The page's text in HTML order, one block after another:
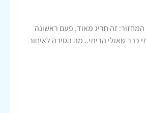
הופיע המחזור: זה חריג מאוד, פעם ראשונה
כבר שאולי הריתי.. מה הסיבה לאיחור